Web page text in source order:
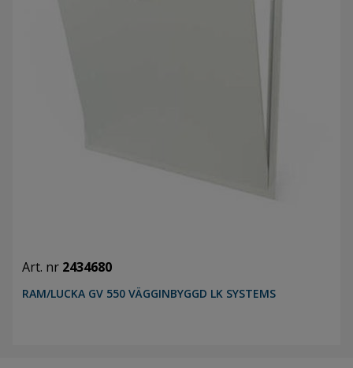
Art. nr 2434680
RAM/LUCKA GV 550 VÄGGINBYGGD LK SYSTEMS